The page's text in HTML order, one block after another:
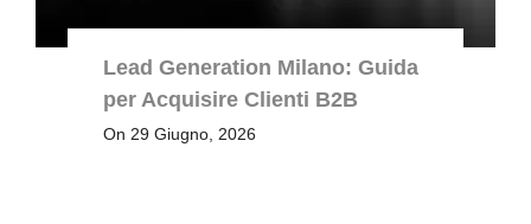
Lead Generation Milano: Guida
per Acquisire Clienti B2B
On 29 Giugno, 2026